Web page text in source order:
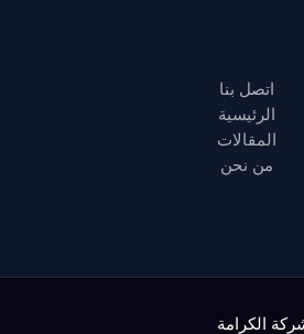
اتصل بنا
الرئيسية
المقالات
من نحن